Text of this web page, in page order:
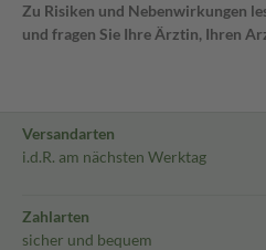
Zu Risiken und Nebenwirkungen
und fragen Sie Ihre Ärztin, Ihren
Versandarten
i.d.R. am nächsten Werktag
Zahlarten
sicher und bequem